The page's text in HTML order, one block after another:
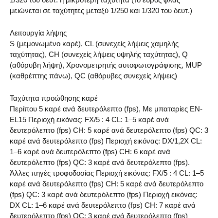
μειώνεται σε ταχύτητες μεταξύ 1/250 και 1/320 του δευτ.)
Λειτουργία λήψης
S (μεμονωμένο καρέ), CL (συνεχείς λήψεις χαμηλής
ταχύτητας), CH (συνεχείς λήψεις υψηλής ταχύτητας), Q
(αθόρυβη λήψη), Χρονομετρητής αυτοφωτογράφισης, MUP
(καθρέπτης πάνω), QC (αθόρυβες συνεχείς λήψεις)
Ταχύτητα προώθησης καρέ
Περίπου 5 καρέ ανά δευτερόλεπτο (fps), Με μπαταρίες EN-
EL15 Περιοχή εικόνας: FX/5 : 4 CL: 1–5 καρέ ανά
δευτερόλεπτο (fps) CH: 5 καρέ ανά δευτερόλεπτο (fps) QC: 3
καρέ ανά δευτερόλεπτο (fps) Περιοχή εικόνας: DX/1,2X CL:
1–6 καρέ ανά δευτερόλεπτο (fps) CH: 6 καρέ ανά
δευτερόλεπτο (fps) QC: 3 καρέ ανά δευτερόλεπτο (fps).
Άλλες πηγές τροφοδοσίας Περιοχή εικόνας: FX/5 : 4 CL: 1–5
καρέ ανά δευτερόλεπτο (fps) CH: 5 καρέ ανά δευτερόλεπτο
(fps) QC: 3 καρέ ανά δευτερόλεπτο (fps) Περιοχή εικόνας:
DX CL: 1–6 καρέ ανά δευτερόλεπτο (fps) CH: 7 καρέ ανά
δευτερόλεπτο (fps) QC: 3 καρέ ανά δευτερόλεπτο (fps)